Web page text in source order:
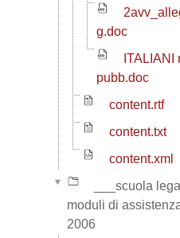
g.doc
pubb.doc
content.rtf
content.txt
content.xml
___scuola
moduli di
2006